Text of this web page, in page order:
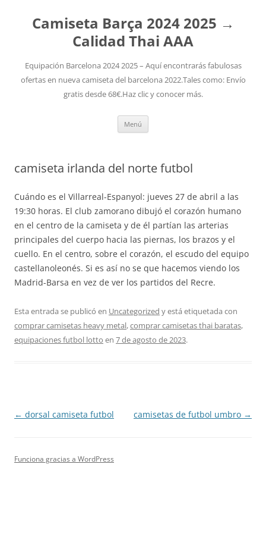
Camiseta Barça 2024 2025 →
Calidad Thai AAA
Equipación Barcelona 2024 2025 – Aquí encontrarás fabulosas
ofertas en nueva camiseta del barcelona 2022.Tales como: Envío
gratis desde 68€.Haz clic y conocer más.
Menú
camiseta irlanda del norte futbol
Cuándo es el Villarreal-Espanyol: jueves 27 de abril a las
19:30 horas. El club zamorano dibujó el corazón humano
en el centro de la camiseta y de él partían las arterias
principales del cuerpo hacia las piernas, los brazos y el
cuello. En el centro, sobre el corazón, el escudo del equipo
castellanoleonés. Si es así no se que hacemos viendo los
Madrid-Barsa en vez de ver los partidos del Recre.
Esta entrada se publicó en Uncategorized y está etiquetada con
comprar camisetas heavy metal,comprar camisetas thai baratas,
equipaciones futbol lotto en 7 de agosto de 2023.
Navegación
← dorsal camiseta futbol camisetas de futbol umbro →
Funciona gracias a WordPress